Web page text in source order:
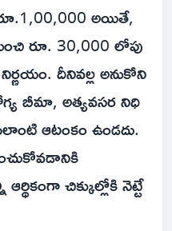
అయితే,
రూ. 30,000 లోపు
దీనివల్ల అనుకోని
బీమా, అత్యవసర నిధి
ఆటంకం ఉండదు.
చిక్కుల్లోకి నెట్టే